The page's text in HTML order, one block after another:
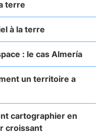
terre
à la terre
: le cas Almería
un territoire a
cartographier en
croissant